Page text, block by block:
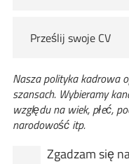
Prześlij swoje CV
Nasza polityka kadrowa
szansach. Wybieramy
względu na wiek, płeć,
narodowość itp.
Zgadzam się